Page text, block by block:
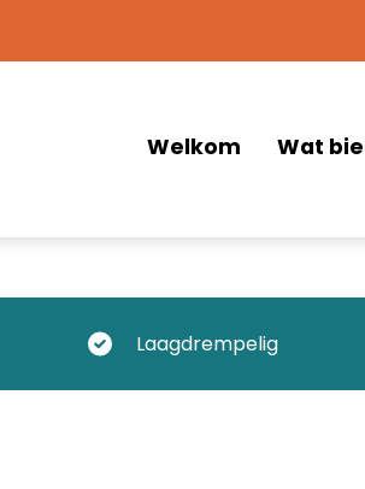
Welkom Wat
Laagdrempelig